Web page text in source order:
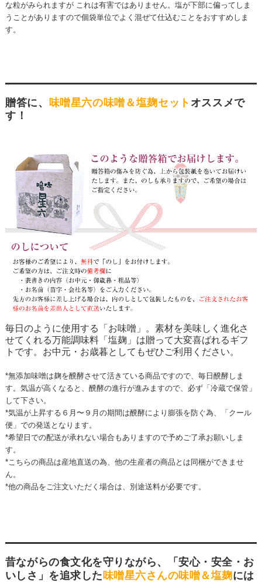
な粒がみられますが これは有害ではありません。塩が下部に偏ってしま
うことがありますので個袋単位でよく混ぜて仕込むことをおすすめしま
す。
贈答に、 味噌星六の味噌＆塩麹セット オススメで
す！
毎日のように使用する「お味噌」。素材を美味しく進化さ
せてくれる万能調味料「塩麹」は贈って大変喜ばれるギフ
トです。お中元・お歳暮としてもぜひご利用ください。
*無添加味噌は麹を醗酵させて活きている商品ですので、毎日醗酵しま
す。気温が高くなると、醗酵の進行が進みますので、必ず「冷蔵で保管」
して下さい。
*気温が上昇する６月〜９月の期間は醗酵により膨張を防ぐ為、「クール
便」での発送となります。
*希望日での配送が承れない場合もありますので予めご了承お願いしま
す。
*こちらの商品は産地直送の為、他の生産者の商品とは同梱ができませ
ん。
*他の商品をご注文いただく場合は、別途送料が必要です。
昔ながらの食文化を守りながら、「安心・安全・お
いしさ」を追求した 味噌星六さんの味噌＆塩麹には